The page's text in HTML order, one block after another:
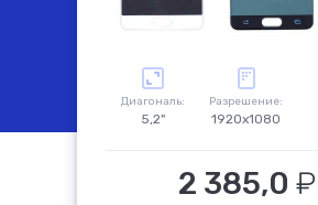
комплектующие
Диагональ:
5,2"
Разрешение:
1920x1080
2 385,0 ₽